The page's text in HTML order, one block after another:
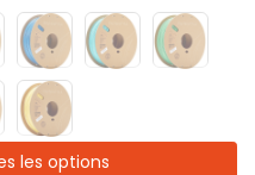
les options